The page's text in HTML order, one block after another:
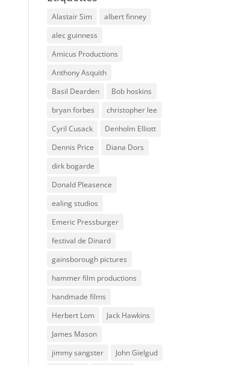
Alastair Sim
albert finney
alec guinness
Amicus Productions
Anthony Asquith
Basil Dearden
Bob hoskins
bryan forbes
christopher lee
Cyril Cusack
Denholm Elliott
Dennis Price
Diana Dors
dirk bogarde
Donald Pleasence
ealing studios
Emeric Pressburger
festival de Dinard
gainsborough pictures
hammer film productions
handmade films
Herbert Lom
Jack Hawkins
James Mason
jimmy sangster
John Gielgud